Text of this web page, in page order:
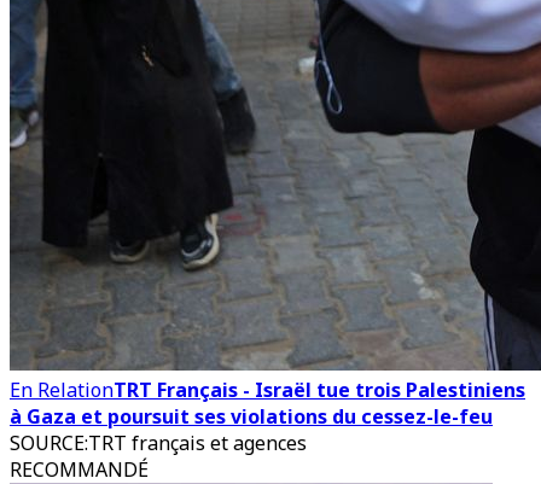
En RelationTRT Français - Israël tue trois Palestiniens
à Gaza et poursuit ses violations du cessez-le-feu
SOURCE:TRT français et agences
RECOMMANDÉ